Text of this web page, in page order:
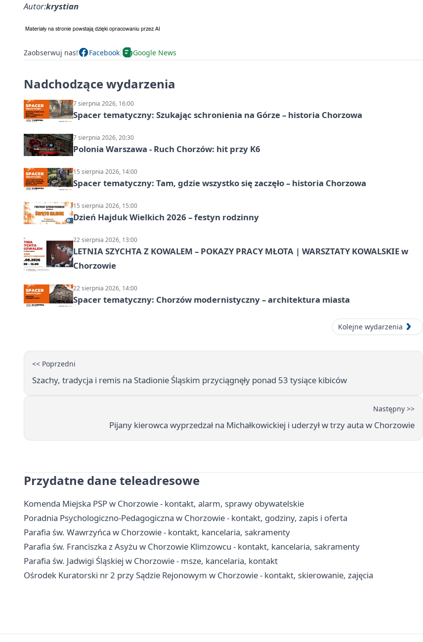
Autor:krystian
Zaobserwuj nas! Facebook Google News
Nadchodzące wydarzenia
7 sierpnia 2026, 16:00
Spacer tematyczny: Szukając schronienia na Górze – historia Chorzowa
7 sierpnia 2026, 20:30
Polonia Warszawa - Ruch Chorzów: hit przy K6
15 sierpnia 2026, 14:00
Spacer tematyczny: Tam, gdzie wszystko się zaczęło – historia Chorzowa
15 sierpnia 2026, 15:00
Dzień Hajduk Wielkich 2026 – festyn rodzinny
22 sierpnia 2026, 13:00
LETNIA SZYCHTA Z KOWALEM – POKAZY PRACY MŁOTA | WARSZTATY KOWALSKIE w
Chorzowie
22 sierpnia 2026, 14:00
Spacer tematyczny: Chorzów modernistyczny – architektura miasta
Kolejne wydarzenia
<< Poprzedni
Szachy, tradycja i remis na Stadionie Śląskim przyciągnęły ponad 53 tysiące kibiców
Następny >>
Pijany kierowca wyprzedzał na Michałkowickiej i uderzył w trzy auta w Chorzowie
Przydatne dane teleadresowe
Komenda Miejska PSP w Chorzowie - kontakt, alarm, sprawy obywatelskie
Poradnia Psychologiczno-Pedagogiczna w Chorzowie - kontakt, godziny, zapis i oferta
Parafia św. Wawrzyńca w Chorzowie - kontakt, kancelaria, sakramenty
Parafia św. Franciszka z Asyżu w Chorzowie Klimzowcu - kontakt, kancelaria, sakramenty
Parafia św. Jadwigi Śląskiej w Chorzowie - msze, kancelaria, kontakt
Ośrodek Kuratorski nr 2 przy Sądzie Rejonowym w Chorzowie - kontakt, skierowanie, zajęcia